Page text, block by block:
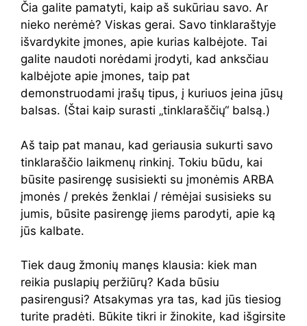
Čia galite pamatyti, kaip aš sukūriau savo. Ar
nieko nerėmė? Viskas gerai. Savo tinklaraštyje
išvardykite įmones, apie kurias kalbėjote. Tai
galite naudoti norėdami įrodyti, kad anksčiau
kalbėjote apie įmones, taip pat
demonstruodami įrašų tipus, į kuriuos įeina jūsų
balsas. (Štai kaip surasti „tinklaraščių“ balsą.)
Aš taip pat manau, kad geriausia sukurti savo
tinklaraščio laikmenų rinkinį. Tokiu būdu, kai
būsite pasirengę susisiekti su įmonėmis ARBA
įmonės / prekės ženklai / rėmėjai susisieks su
jumis, būsite pasirengę jiems parodyti, apie ką
jūs kalbate.
Tiek daug žmonių manęs klausia: kiek man
reikia puslapių peržiūrų? Kada būsiu
pasirengusi? Atsakymas yra tas, kad jūs tiesiog
turite pradėti. Būkite tikri ir žinokite, kad išgirsite